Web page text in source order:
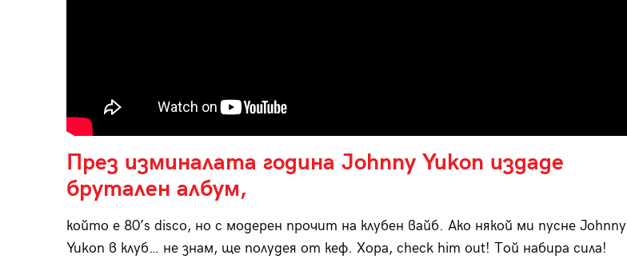
През изминалата година Johnny Yukon издаде
брутален албум,
който е 80’s disco, но с модерен прочит на клубен вайб. Ако някой ми пусне Johnny
Yukon в клуб… не знам, ще полудея от кеф. Хора, check him out! Той набира сила!